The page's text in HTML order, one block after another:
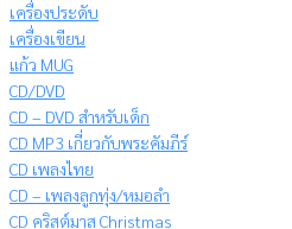
เครื่องประดับ
เครื่องเขียน
แก้ว MUG
CD/DVD
CD – DVD สำหรับเด็ก
CD MP3 เกี่ยวกับพระคัมภีร์
CD เพลงไทย
CD – เพลงลูกทุ่ง/หมอลำ
CD คริสต์มาส Christmas